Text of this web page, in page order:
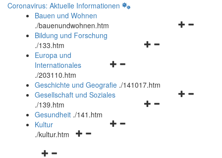
Coronavirus: Aktuelle Informationen
Bauen und Wohnen
./bauenundwohnen.htm
Navigationsmenü
Bildung und Forschung
./133.htm
Navigationsmenü
und
schließen
Europa und
Internationales
./203110.htm
Geschichte und Geografie ./141017.htm
Navigationsmenü
Gesellschaft und Soziales
./139.htm
Navigationsmenü
Gesundheit ./141.htm
Navigationsmenü
Kultur
./kultur.htm
Navigationsmenü